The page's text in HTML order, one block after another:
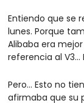
Entiendo que se
lunes. Porque
Alibaba era
referencia al
Pero… Esto no
afirmaba que su